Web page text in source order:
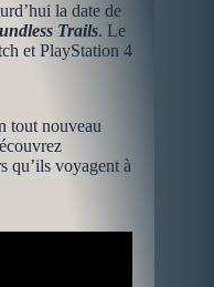
la date de
Trails. Le
et PlayStation 4
tout nouveau
qu’ils voyagent à